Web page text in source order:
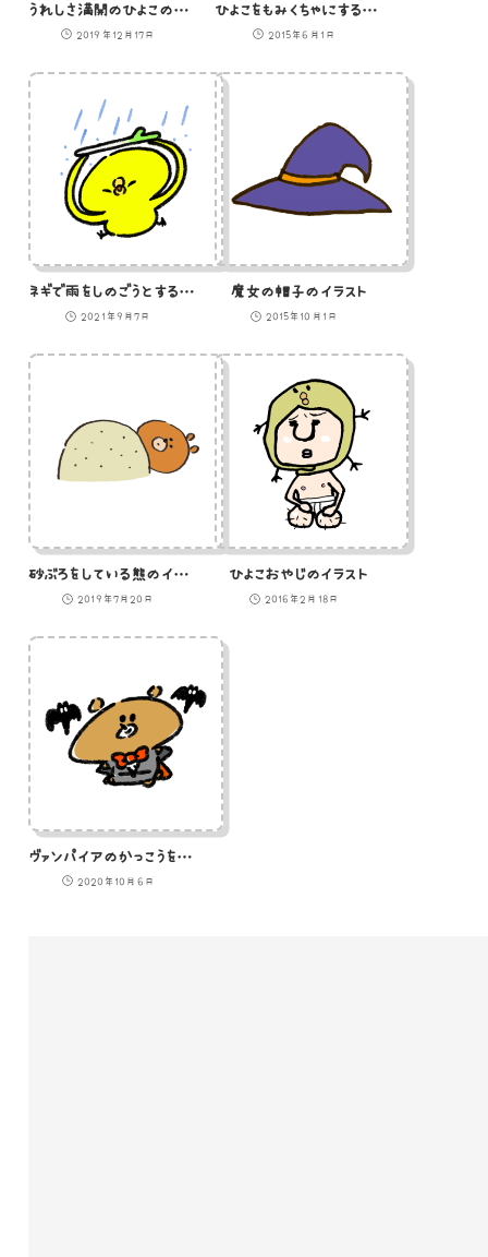
うれしさ満開のひよこのイラスト
2019年12月17日
ひよこをもみくちゃにするOLのイラスト
2015年6月1日
ネギで雨をしのごうとするひよこのイラスト
2021年9月7日
魔女の帽子のイラスト
2015年10月1日
砂ぶろをしている熊のイラスト
2019年7月20日
ひよこおやじのイラスト
2016年2月18日
ヴァンパイアのかっこうをした熊のイラスト
2020年10月6日